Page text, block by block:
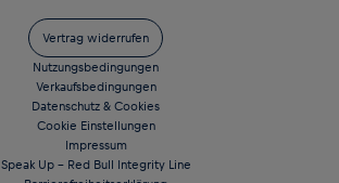
Vertrag widerrufen
Nutzungsbedingungen
Verkaufsbedingungen
Datenschutz & Cookies
Cookie Einstellungen
Impressum
Speak Up – Red Bull Integrity Line